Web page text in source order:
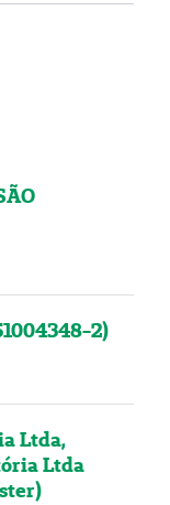
2)
Ltda,
Ltda